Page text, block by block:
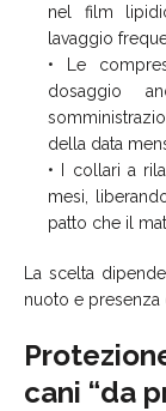
nel film
lavaggio
• Le
dosaggio
della data
• I collari a
mesi,
patto che il
La scelta
nuoto e presenza
cani “da